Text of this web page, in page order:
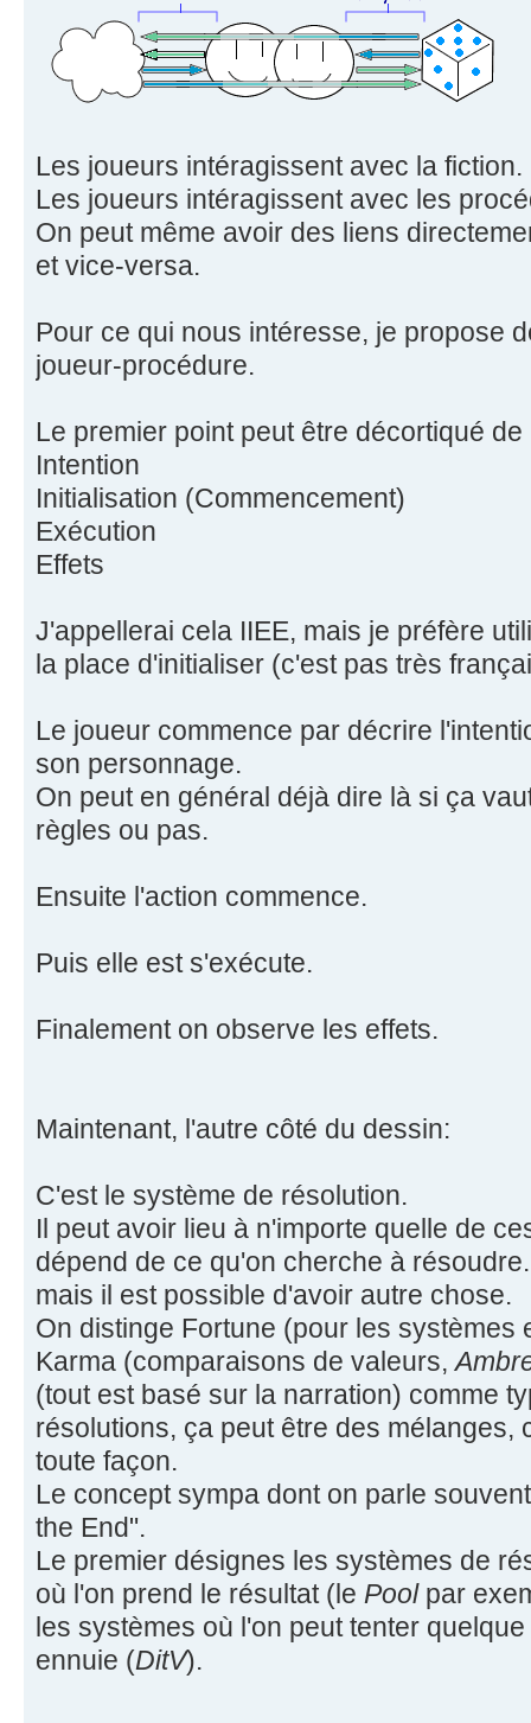
Les joueurs intéragissent avec la fiction.
Les joueurs intéragissent avec les
On peut même avoir des liens
et vice-versa.
Pour ce qui nous intéresse, je propose
joueur-procédure.
Le premier point peut être décortiqué
Intention
Initialisation (Commencement)
Exécution
Effets
J'appellerai cela IIEE, mais je préfère
la place d'initialiser (c'est pas très
Le joueur commence par décrire
son personnage.
On peut en général déjà dire là si ça
règles ou pas.
Ensuite l'action commence.
Puis elle est s'exécute.
Finalement on observe les effets.
Maintenant, l'autre côté du dessin:
C'est le système de résolution.
Il peut avoir lieu à n'importe quelle de
dépend de ce qu'on cherche à
mais il est possible d'avoir autre chose.
On distinge Fortune (pour les systèmes
Karma (comparaisons de valeurs,
(tout est basé sur la narration) comme
résolutions, ça peut être des mélanges,
toute façon.
Le concept sympa dont on parle
the End".
Le premier désignes les systèmes de
où l'on prend le résultat (le Poolpar
les systèmes où l'on peut tenter
ennuie (DitV).